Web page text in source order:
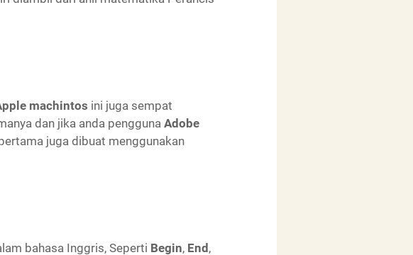
machintos ini juga sempat
dan jika anda pengguna Adobe
juga dibuat menggunakan
bahasa Inggris, Seperti Begin, End ,